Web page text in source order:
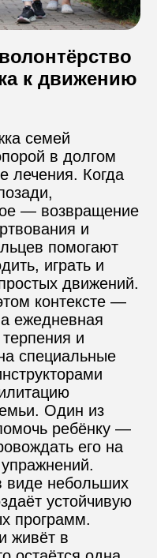
к движению
семей
в долгом
лечения. Когда
— возвращение
и
помогают
играть и
движений.
контексте —
ежедневная
и
специальные
Один из
ребёнку —
его на
виде небольших
устойчивую
программ.
живёт в